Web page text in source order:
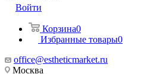
Войти
Корзина0
Избранные товары0
office@estheticmarket.ru
Москва